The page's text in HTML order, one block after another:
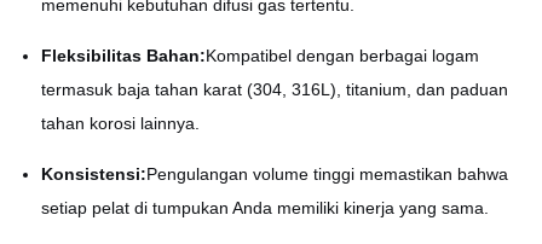
memenuhi kebutuhan difusi gas tertentu.
Fleksibilitas Bahan:Kompatibel dengan berbagai logam
termasuk baja tahan karat (304, 316L), titanium, dan paduan
tahan korosi lainnya.
Konsistensi:Pengulangan volume tinggi memastikan bahwa
setiap pelat di tumpukan Anda memiliki kinerja yang sama.